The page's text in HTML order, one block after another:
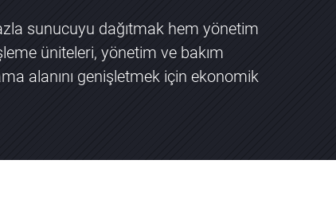
sunucuyu dağıtmak hem yönetim
üniteleri, yönetim ve bakım
alanını genişletmek için ekonomik